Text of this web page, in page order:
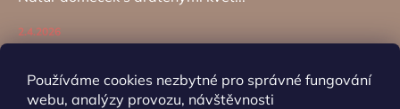
Používáme cookies nezbytné pro správné fungování
webu, analýzy provozu, návštěvnosti
2.4.2026
Návod na výrobu záložky do kní...